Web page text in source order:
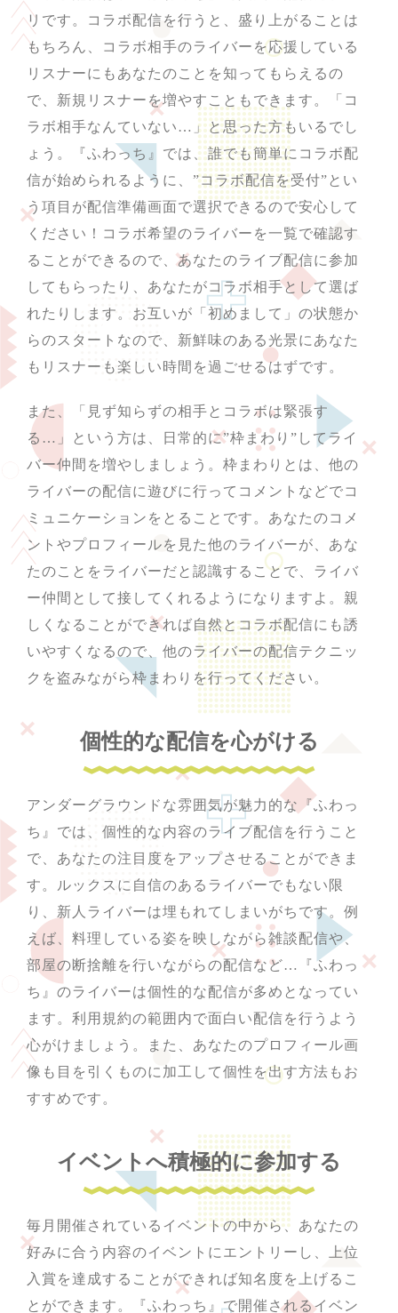
リです。コラボ配信を行うと、盛り上がることは
もちろん、コラボ相手のライバーを応援している
リスナーにもあなたのことを知ってもらえるの
で、新規リスナーを増やすこともできます。「コ
ラボ相手なんていない…」と思った方もいるでし
ょう。『ふわっち』では、誰でも簡単にコラボ配
信が始められるように、”コラボ配信を受付”とい
う項目が配信準備画面で選択できるので安心して
ください！コラボ希望のライバーを一覧で確認す
ることができるので、あなたのライブ配信に参加
してもらったり、あなたがコラボ相手として選ば
れたりします。お互いが「初めまして」の状態か
らのスタートなので、新鮮味のある光景にあなた
もリスナーも楽しい時間を過ごせるはずです。
また、「見ず知らずの相手とコラボは緊張す
る…」という方は、日常的に”枠まわり”してライ
バー仲間を増やしましょう。枠まわりとは、他の
ライバーの配信に遊びに行ってコメントなどでコ
ミュニケーションをとることです。あなたのコメ
ントやプロフィールを見た他のライバーが、あな
たのことをライバーだと認識することで、ライバ
ー仲間として接してくれるようになりますよ。親
しくなることができれば自然とコラボ配信にも誘
いやすくなるので、他のライバーの配信テクニッ
クを盗みながら枠まわりを行ってください。
個性的な配信を心がける
アンダーグラウンドな雰囲気が魅力的な『ふわっ
ち』では、個性的な内容のライブ配信を行うこと
で、あなたの注目度をアップさせることができま
す。ルックスに自信のあるライバーでもない限
り、新人ライバーは埋もれてしまいがちです。例
えば、料理している姿を映しながら雑談配信や、
部屋の断捨離を行いながらの配信など…『ふわっ
ち』のライバーは個性的な配信が多めとなってい
ます。利用規約の範囲内で面白い配信を行うよう
心がけましょう。また、あなたのプロフィール画
像も目を引くものに加工して個性を出す方法もお
すすめです。
イベントへ積極的に参加する
毎月開催されているイベントの中から、あなたの
好みに合う内容のイベントにエントリーし、上位
入賞を達成することができれば知名度を上げるこ
とができます。『ふわっち』で開催されるイベン